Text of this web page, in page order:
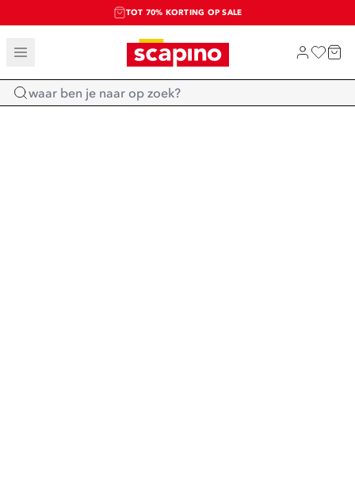
TOT 70% KORTING OP SALE
SALE: LAATSTE KANS!
SHOP NIEUW
Home